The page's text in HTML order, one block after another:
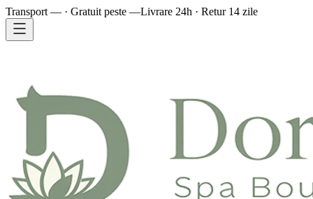
Transport — · Gratuit peste —Livrare 24h · Retur 14 zile